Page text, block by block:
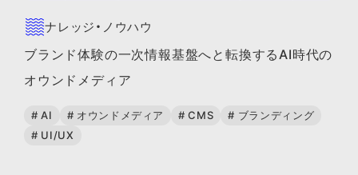
ナレッジ・ノウハウ
ブランド体験の一次情報基盤へと転換するAI時代の
オウンドメディア
# AI # オウンドメディア # CMS
# ブランディング
# UI/UX